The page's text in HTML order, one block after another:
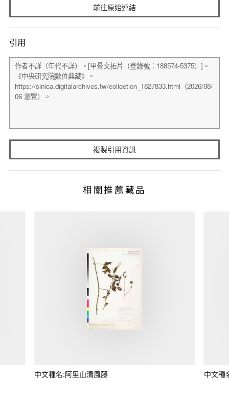
前往原始連結
引用
複製引用資訊
相關推薦藏品
中文種名:阿里山清風藤 中文種